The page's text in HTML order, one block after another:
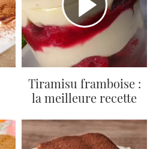
Tiramisu framboise :
la meilleure recette